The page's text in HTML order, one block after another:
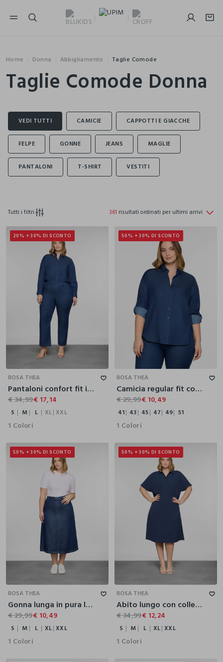
NAVIGATION.ARIA.GOTOMAINCONTENT
Home Donna Abbigliamento Taglie Comode
Taglie Comode Donna
Tutti i filtri 361 risultati ordinati per ultimi arrivi
20% + 30% DI SCONTO
XL
XXL
ROSA THEA
Pantaloni confort fit in denim misto lyocell donna curvy
€ 34,99€ 17,14
S M L XL XXL
1 Colori
50% + 30% DI SCONTO
49
ROSA THEA
Camicia regular fit con colletto alla francese donna curvy
€ 29,99€ 10,49
41 43 45 47 49 51
1 Colori
50% + 30% DI SCONTO
XXL
ROSA THEA
Gonna lunga in pura lyocell donna curvy
€ 29,99€ 10,49
S M L XL XXL
1 Colori
50% + 30% DI SCONTO
XXL
ROSA THEA
Abito lungo con colletto classico donna curvy
€ 34,99€ 12,24
S M L XL XXL
1 Colori